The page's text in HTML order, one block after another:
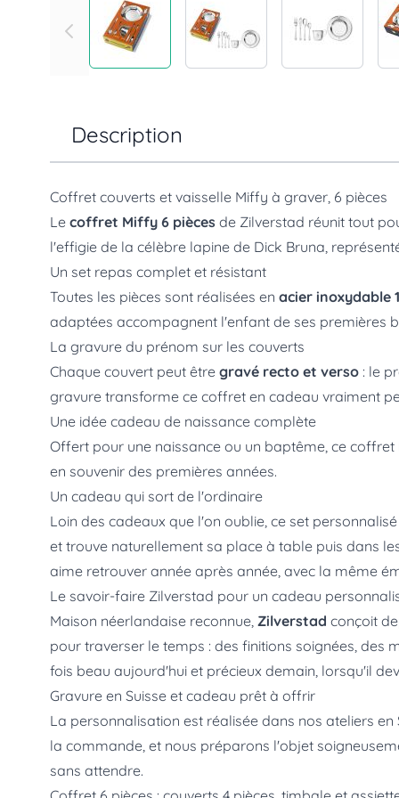
Description
Coffret couverts et vaisselle Miffy à graver, 6 pièces
Le coffret Miffy 6 pièces de Zilverstad réunit tout
l'effigie de la célèbre lapine de Dick Bruna,
Un set repas complet et résistant
Toutes les pièces sont réalisées en acier inoxydable
adaptées accompagnent l'enfant de ses premières
La gravure du prénom sur les couverts
Chaque couvert peut être gravé recto et verso : le
gravure transforme ce coffret en cadeau vraiment
Une idée cadeau de naissance complète
Offert pour une naissance ou un baptême, ce
en souvenir des premières années.
Un cadeau qui sort de l'ordinaire
Loin des cadeaux que l'on oublie, ce set
et trouve naturellement sa place à table puis dans
aime retrouver année après année, avec la même
Le savoir-faire Zilverstad pour un cadeau
Maison néerlandaise reconnue, Zilverstad conçoit
pour traverser le temps : des finitions soignées, des
fois beau aujourd'hui et précieux demain, lorsqu'il
Gravure en Suisse et cadeau prêt à offrir
La personnalisation est réalisée dans nos ateliers
la commande, et nous préparons l'objet
sans attendre.